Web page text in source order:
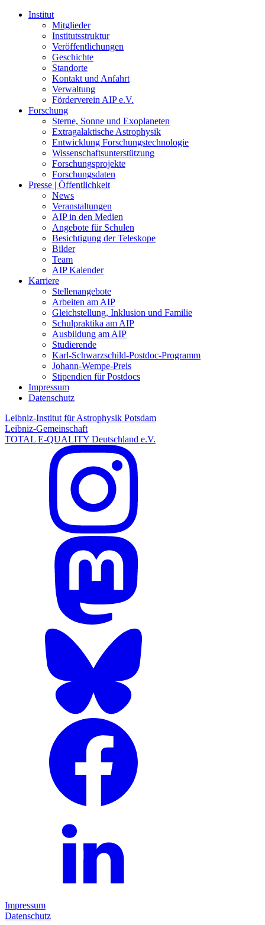
Institut
Mitglieder
Institutsstruktur
Veröffentlichungen
Geschichte
Standorte
Kontakt und Anfahrt
Verwaltung
Förderverein AIP e.V.
Forschung
Sterne, Sonne und Exoplaneten
Extragalaktische Astrophysik
Entwicklung Forschungstechnologie
Wissenschaftsunterstützung
Forschungsprojekte
Forschungsdaten
Presse | Öffentlichkeit
News
Veranstaltungen
AIP in den Medien
Angebote für Schulen
Besichtigung der Teleskope
Bilder
Team
AIP Kalender
Karriere
Stellenangebote
Arbeiten am AIP
Gleichstellung, Inklusion und Familie
Schulpraktika am AIP
Ausbildung am AIP
Studierende
Karl-Schwarzschild-Postdoc-Programm
Johann-Wempe-Preis
Stipendien für Postdocs
Impressum
Datenschutz
Leibniz-Institut für Astrophysik Potsdam
Leibniz-Gemeinschaft
TOTAL E-QUALITY Deutschland e.V.
Impressum
Datenschutz